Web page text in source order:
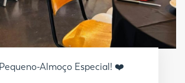
Almoço Especial! ❤️